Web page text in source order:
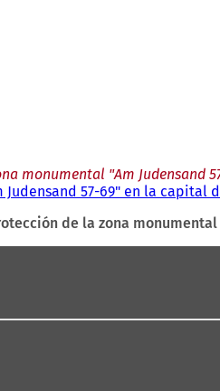
monumental "Am Judensand
57-69" en la capital
de la zona